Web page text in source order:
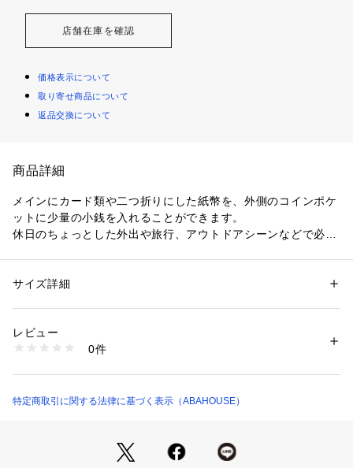
店舗在庫を確認
価格表示について
取り寄せ商品について
返品交換について
商品詳細
メインにカード類や二つ折りにした紙幣を、外側のコインポケ
ットに少量の小銭を入れることができます。
休日のちょっとした外出や旅行、アウトドアシーンなどで必要
（カード6枚入れた場合、紙幣10枚、小銭6枚程度が収容可能
【BADALASSI LEATHER】
ザー。植物由来の天然成分のみで鞣した革は、素朴で自然な風
※革の自然な風合いを生かした製法の為、表面のシボの入り具
性別：メンズ
素材：牛革
商品番号：
04539854012 （ショップ）
サイズ詳細
レビュー
0件
特定商取引に関する法律に基づく表示（ABAHOUSE）